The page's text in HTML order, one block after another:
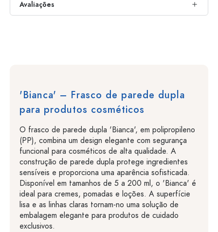
Avaliações
'Bianca' – Frasco de parede dupla
para produtos cosméticos
O frasco de parede dupla 'Bianca', em polipropileno
(PP), combina um design elegante com segurança
funcional para cosméticos de alta qualidade. A
construção de parede dupla protege ingredientes
sensíveis e proporciona uma aparência sofisticada.
Disponível em tamanhos de 5 a 200 ml, o 'Bianca' é
ideal para cremes, pomadas e loções. A superfície
lisa e as linhas claras tornam-no uma solução de
embalagem elegante para produtos de cuidado
exclusivos.